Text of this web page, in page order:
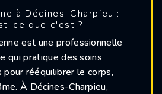
à Décines-Charpieu :
ce que c'est ?
est une professionnelle
qui pratique des soins
rééquilibrer le corps,
À Décines-Charpieu,